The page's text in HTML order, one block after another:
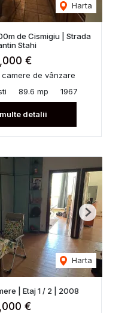
Harta
de Cismigiu | Strada
Stahi
€
de vânzare
89.6 mp 1967
detalii
Harta
Next
| Etaj 1 / 2 | 2008
€